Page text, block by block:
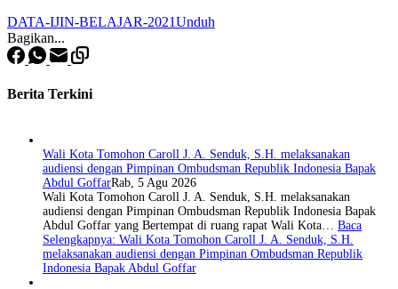
DATA-IJIN-BELAJAR-2021Unduh
Bagikan...
Berita Terkini
Wali Kota Tomohon Caroll J. A. Senduk, S.H. melaksanakan
audiensi dengan Pimpinan Ombudsman Republik Indonesia Bapak
Abdul GoffarRab, 5 Agu 2026
Wali Kota Tomohon Caroll J. A. Senduk, S.H. melaksanakan
audiensi dengan Pimpinan Ombudsman Republik Indonesia Bapak
Abdul Goffar yang Bertempat di ruang rapat Wali Kota… Baca
Selengkapnya: Wali Kota Tomohon Caroll J. A. Senduk, S.H.
melaksanakan audiensi dengan Pimpinan Ombudsman Republik
Indonesia Bapak Abdul Goffar